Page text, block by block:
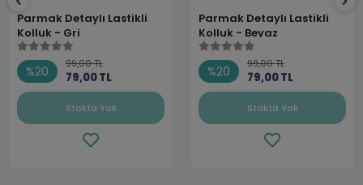
Parmak Detaylı Lastikli
Kolluk - Gri
%20 99,00 TL
79,00 TL
Stokta Yok
Parmak Detaylı Lastikli
Kolluk - Beyaz
%20 99,00 TL
79,00 TL
Stokta Yok